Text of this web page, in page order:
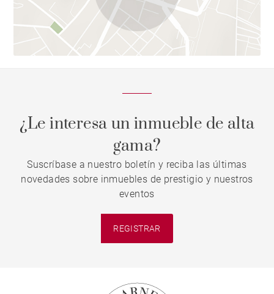
¿Le interesa un inmueble de alta
gama?
Suscríbase a nuestro boletín y reciba las últimas
novedades sobre inmuebles de prestigio y nuestros
eventos
REGISTRAR